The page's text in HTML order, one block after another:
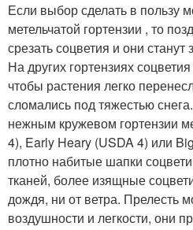
Если выбор сделать в пользу
метельчатой гортензии , то
срезать соцветия и они
На других гортензиях
чтобы растения легко
сломались под тяжестью
нежным кружевом гортензии
4), Early Heary (USDA 4) или
плотно набитые шапки
тканей, более изящные
дождя, ни от ветра. Прелесть
воздушности и легкости, они